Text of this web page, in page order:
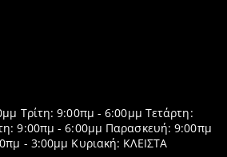
Τρίτη: 9:00πμ - 6:00μμ Τετάρτη:
9:00πμ - 6:00μμ Παρασκευή: 9:00πμ
- 3:00μμ Κυριακή: ΚΛΕΙΣΤΑ